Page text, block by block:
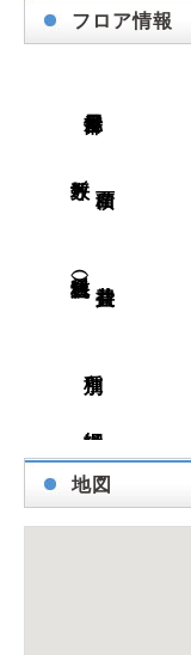
フロア情報
賃料（税込）／
地図